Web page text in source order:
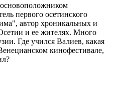
первого осетинского
автор хроникальных и
и ее жителях. Много
Где учился Валиев, какая
кинофестивале,